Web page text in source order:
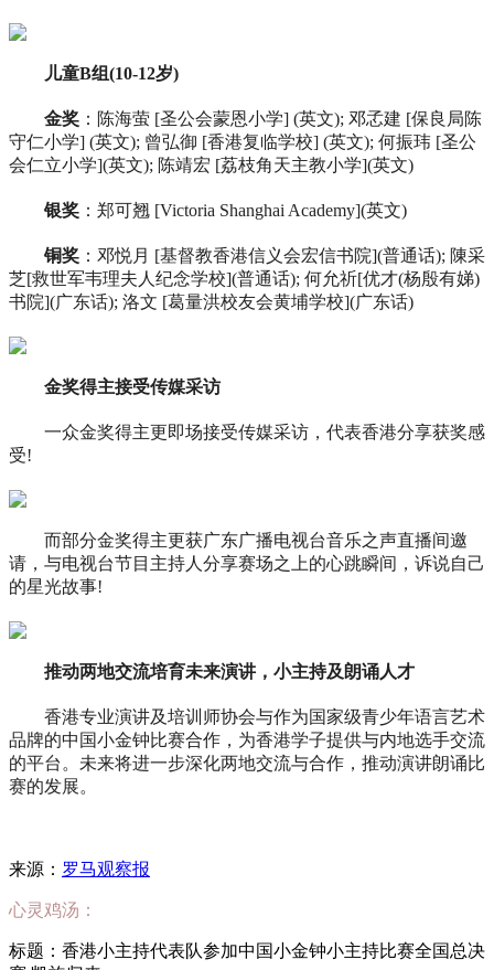
儿童B组(10-12岁)
金奖 ：陈海萤 [圣公会蒙恩小学] (英文); 邓孞建 [保良局陈
守仁小学] (英文); 曾弘御 [香港复临学校] (英文); 何振玮 [圣公
会仁立小学](英文); 陈靖宏 [荔枝角天主教小学](英文)
银奖 ：郑可翘 [Victoria Shanghai Academy](英文)
铜奖 ：邓悦月 [基督教香港信义会宏信书院](普通话); 陳采
芝[救世军韦理夫人纪念学校](普通话); 何允祈[优才(杨殷有娣)
书院](广东话); 洛文 [葛量洪校友会黄埔学校](广东话)
金奖得主接受传媒采访
一众金奖得主更即场接受传媒采访，代表香港分享获奖感
受!
而部分金奖得主更获广东广播电视台音乐之声直播间邀
请，与电视台节目主持人分享赛场之上的心跳瞬间，诉说自己
的星光故事!
推动两地交流培育未来演讲，小主持及朗诵人才
香港专业演讲及培训师协会与作为国家级青少年语言艺术
品牌的中国小金钟比赛合作，为香港学子提供与内地选手交流
的平台。未来将进一步深化两地交流与合作，推动演讲朗诵比
赛的发展。
来源： 罗马观察报
心灵鸡汤：
标题：香港小主持代表队参加中国小金钟小主持比赛全国总决